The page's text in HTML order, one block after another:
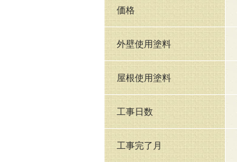
価格
外壁使用塗料
屋根使用塗料
工事日数
工事完了月